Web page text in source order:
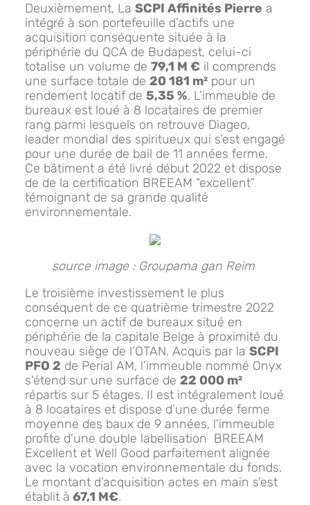
Deuxièmement, La SCPI Affinités Pierre a
intégré à son portefeuille d’actifs une
acquisition conséquente située à la
périphérie du QCA de Budapest, celui-ci
totalise un volume de 79,1 M € il comprends
une surface totale de 20 181 m² pour un
rendement locatif de 5,35 %. L’immeuble de
bureaux est loué à 8 locataires de premier
rang parmi lesquels on retrouve Diageo,
leader mondial des spiritueux qui s’est engagé
pour une durée de bail de 11 années ferme.
Ce bâtiment a été livré début 2022 et dispose
de de la certification BREEAM “excellent”
témoignant de sa grande qualité
environnementale.
source image : Groupama gan Reim
Le troisième investissement le plus
conséquent de ce quatrième trimestre 2022
concerne un actif de bureaux situé en
périphérie de la capitale Belge à proximité du
nouveau siège de l’OTAN. Acquis par la SCPI
PFO 2 de Perial AM, l’immeuble nommé Onyx
s'étend sur une surface de 22 000 m²
répartis sur 5 étages. Il est intégralement loué
à 8 locataires et dispose d’une durée ferme
moyenne des baux de 9 années, l’immeuble
profite d’une double labellisation BREEAM
Excellent et Well Good parfaitement alignée
avec la vocation environnementale du fonds.
Le montant d’acquisition actes en main s’est
établit à 67,1 M€.